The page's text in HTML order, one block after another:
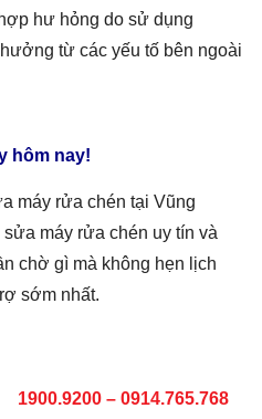
hư hỏng do sử dụng
từ các yếu tố bên ngoài
hôm nay!
máy rửa chén tại Vũng
sửa máy rửa chén uy tín và
chờ gì mà không hẹn lịch
sớm nhất.
1900.9200 – 0914.765.768